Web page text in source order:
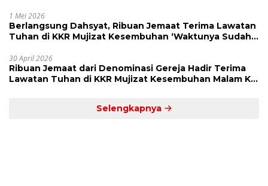
1 Mei 2026
Berlangsung Dahsyat, Ribuan Jemaat Terima Lawatan
Tuhan di KKR Mujizat Kesembuhan ‘Waktunya Sudah
30 April 2026
Ribuan Jemaat dari Denominasi Gereja Hadir Terima
Lawatan Tuhan di KKR Mujizat Kesembuhan Malam Ke
Selengkapnya